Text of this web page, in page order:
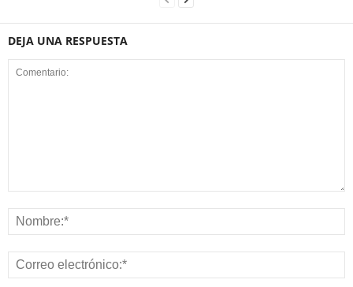
DEJA UNA RESPUESTA